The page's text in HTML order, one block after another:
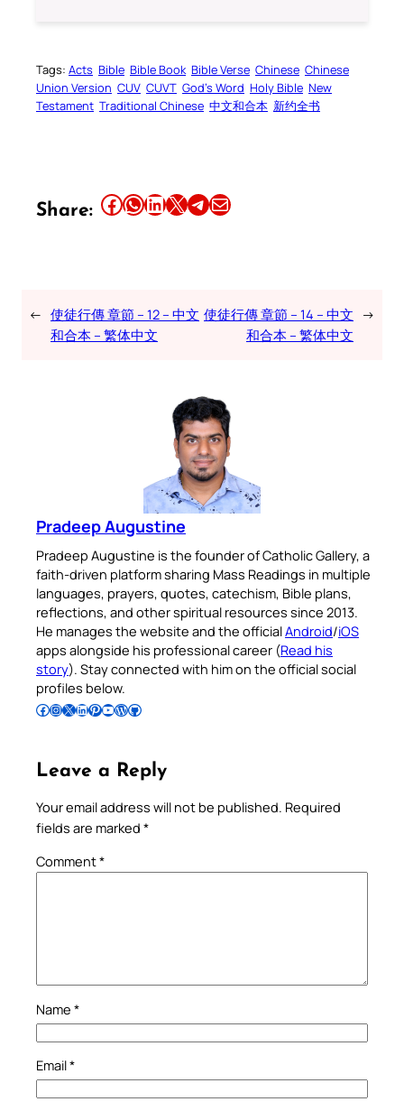
Tags: Acts Bible Bible Book Bible Verse Chinese Chinese
Union Version CUV CUVT God’s Word Holy Bible New
Testament Traditional Chinese 中文和合本 新约全书
Share: Share this article on Facebook Share this article on WhatsApp Share this article on LinkedIn Share this article on X Share this article on TelegramEmail this Article
← 使徒行傳 章節 – 12 – 中文
和合本 – 繁体中文
使徒行傳 章節 – 14 – 中文
和合本 – 繁体中文
→
Pradeep Augustine
Pradeep Augustine is the founder of Catholic Gallery, a
faith-driven platform sharing Mass Readings in multiple
languages, prayers, quotes, catechism, Bible plans,
reflections, and other spiritual resources since 2013.
He manages the website and the officialAndroid/iOS
apps alongside his professional career (Read his
story). Stay connected with him on the official social
profiles below.
Follow Pradeep on Facebook Follow Pradeep on InstagramFollow Pradeep on X Follow Pradeep on LinkedIn Follow Pradeep on Pinterest Subscribe to Pradeep’s Youtube Channel Follow Pradeep on WordPress Follow Pradeep on GitHub
Leave a Reply
Your email address will not be published. Required
fields are marked *
Comment*
Name *
Email*